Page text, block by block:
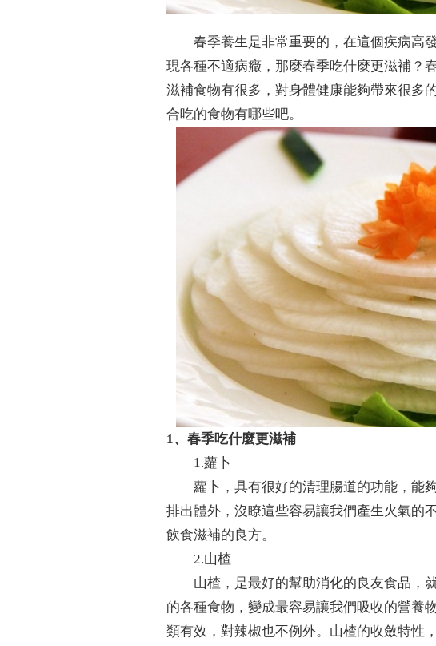
春季養生是非常重要的，在這個疾病高
現各種不適病癥，那麼春季吃什麼更滋補？
滋補食物有很多，對身體健康能夠帶來很多
合吃的食物有哪些吧。
1、春季吃什麼更滋補
1.蘿卜
蘿卜，具有很好的清理腸道的功能，能
排出體外，沒瞭這些容易讓我們產生火氣的
飲食滋補的良方。
2.山楂
山楂，是最好的幫助消化的良友食品，
的各種食物，變成最容易讓我們吸收的營養
類有效，對辣椒也不例外。山楂的收斂特性